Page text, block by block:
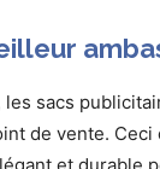
sacs
de vente.